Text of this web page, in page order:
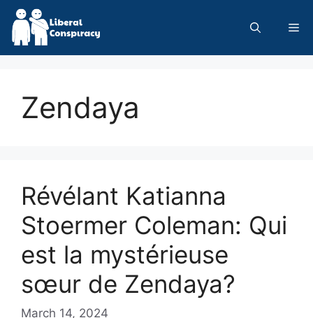
Skip
content
Zendaya
Révélant Katianna
Stoermer Coleman: Qui
est la mystérieuse
sœur de Zendaya?
March 14, 2024